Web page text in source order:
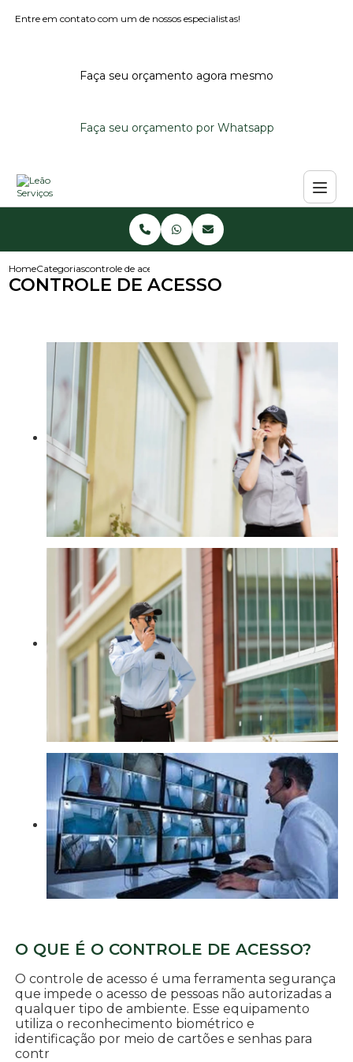
Entre em contato com um de nossos especialistas!
Faça seu orçamento agora mesmo
Faça seu orçamento por Whatsapp
HomeCategoriascontrole de acesso
CONTROLE DE ACESSO
O QUE É O CONTROLE DE ACESSO?
O controle de acesso é uma ferramenta segurança
que impede o acesso de pessoas não autorizadas a
qualquer tipo de ambiente. Esse equipamento
utiliza o reconhecimento biométrico e
identificação por meio de cartões e senhas para
contr